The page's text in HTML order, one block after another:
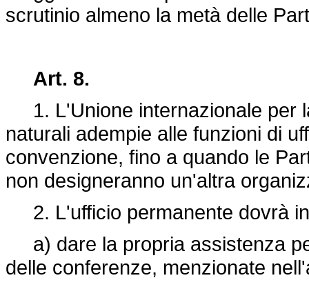
scrutinio almeno la metà delle
Art. 8.
1. L'Unione internazionale per
naturali adempie alle funzioni di
convenzione, fino a quando le
non designeranno un'altra
2. L'ufficio permanente dovrà
a) dare la propria assistenza
delle conferenze, menzionate